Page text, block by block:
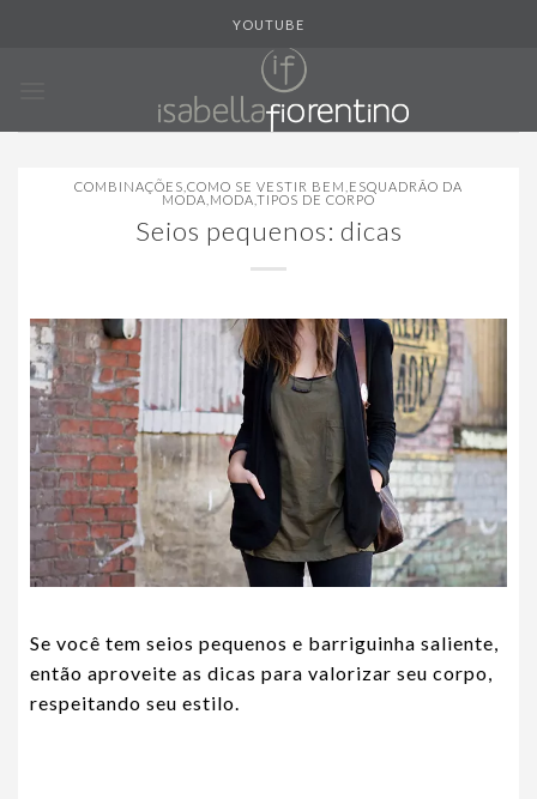
YOUTUBE
COMBINAÇÕES COMO SE VESTIR BEM ESQUADRÃO DA
MODA MODA TIPOS DE CORPO
Seios pequenos: dicas
Se você tem seios pequenos e barriguinha saliente,
então aproveite as dicas para valorizar seu corpo,
respeitando seu estilo.